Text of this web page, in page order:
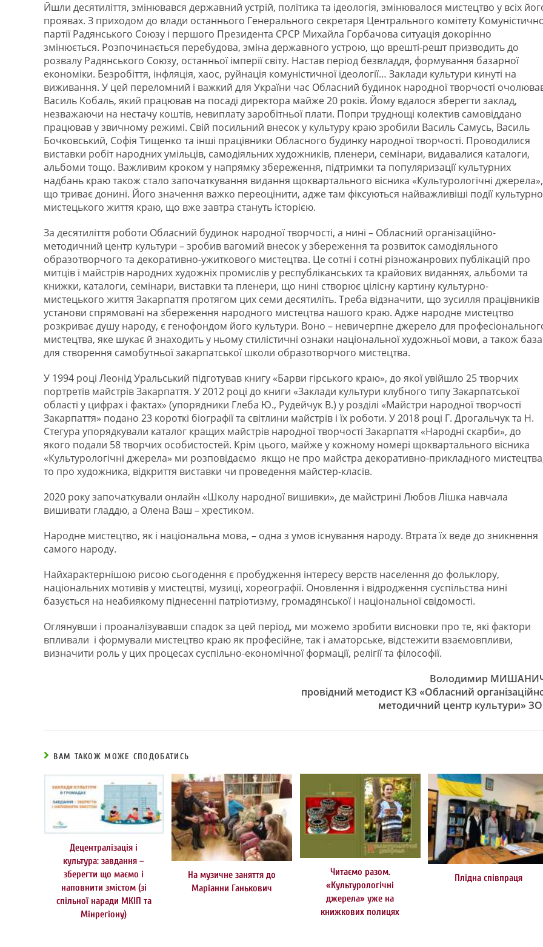
Йшли десятиліття, змінювався державний устрій, політика та ідеологія, змінювалося мистецтво у всіх
проявах. З приходом до влади останнього Генерального секретаря Центрального комітету
партії Радянського Союзу і першого Президента СРСР Михайла Горбачова ситуація докорінно
змінюється. Розпочинається перебудова, зміна державного устрою, що врешті-решт призводить до
розвалу Радянського Союзу, останньої імперії світу. Настав період безвладдя, формування базарної
економіки. Безробіття, інфляція, хаос, руйнація комуністичної ідеології… Заклади культури кинуті на
виживання. У цей переломний і важкий для України час Обласний будинок народної творчості
Василь Кобаль, який працював на посаді директора майже 20 років. Йому вдалося зберегти заклад,
незважаючи на нестачу коштів, невиплату заробітньої плати. Попри труднощі колектив самовіддано
працював у звичному режимі. Свій посильний внесок у культуру краю зробили Василь Самусь, Василь
Бочковський, Софія Тищенко та інші працівники Обласного будинку народної творчості. Проводилися
виставки робіт народних умільців, самодіяльних художників, пленери, семінари, видавалися каталоги,
альбоми тощо. Важливим кроком у напрямку збереження, підтримки та популяризації культурних
надбань краю також стало започаткування видання щоквартального вісника «Культурологічні джерела»,
що триває донині. Його значення важко переоцінити, адже там фіксуються найважливіші події
мистецького життя краю, що вже завтра стануть історією.
За десятиліття роботи Обласний будинок народної творчості, а нині – Обласний організаційно-
методичний центр культури – зробив вагомий внесок у збереження та розвиток самодіяльного
образотворчого та декоративно-ужиткового мистецтва. Це сотні і сотні різножанрових публікацій про
митців і майстрів народних художніх промислів у республіканських та крайових виданнях, альбоми та
книжки, каталоги, семінари, виставки та пленери, що нині створює цілісну картину культурно-
мистецького життя Закарпаття протягом цих семи десятиліть. Треба відзначити, що зусилля працівників
установи спрямовані на збереження народного мистецтва нашого краю. Адже народне мистецтво
розкриває душу народу, є генофондом його культури. Воно – невичерпне джерело для
мистецтва, яке шукає й знаходить у ньому стилістичні ознаки національної художньої мови, а також база
для створення самобутньої закарпатської школи образотворчого мистецтва.
У 1994 році Леонід Уральський підготував книгу «Барви гірського краю», до якої увійшло 25 творчих
портретів майстрів Закарпаття. У 2012 році до книги «Заклади культури клубного типу Закарпатської
області у цифрах і фактах» (упорядники Глеба Ю., Рудейчук В.) у розділі «Майстри народної творчості
Закарпаття» подано 23 короткі біографії та світлини майстрів і їх роботи. У 2018 році Г. Дрогальчук та Н.
Стегура упорядкували каталог кращих майстрів народної творчості Закарпаття «Народні скарби», до
якого подали 58 творчих особистостей. Крім цього, майже у кожному номері щоквартального вісника
«Культурологічні джерела» ми розповідаємо якщо не про майстра декоративно-прикладного
то про художника, відкриття виставки чи проведення майстер-класів.
2020 року започаткували онлайн «Школу народної вишивки», де майстрині Любов Лішка навчала
вишивати гладдю, а Олена Ваш – хрестиком.
Народне мистецтво, як і національна мова, – одна з умов існування народу. Втрата їх веде до зникнення
самого народу.
Найхарактернішою рисою сьогодення є пробудження інтересу верств населення до фольклору,
національних мотивів у мистецтві, музиці, хореографії. Оновлення і відродження суспільства нині
базується на неабиякому піднесенні патріотизму, громадянської і національної свідомості.
Оглянувши і проаналізувавши спадок за цей період, ми можемо зробити висновки про те, які фактори
впливали і формували мистецтво краю як професійне, так і аматорське, відстежити взаємовпливи,
визначити роль у цих процесах суспільно-економічної формації, релігії та філософії.
Володимир
провідний методист КЗ «Обласний
методичний центр культури»
ВАМ ТАКОЖ МОЖЕ СПОДОБАТИСЬ
Децентралізація і
культура: завдання –
зберегти що маємо і
наповнити змістом (зі
спільної наради МКІП та
Мінрегіону)
На музичне заняття до
Маріанни Ганькович
Читаємо разом.
«Культурологічні
джерела» уже на
книжкових полицях
Плідна співпраця